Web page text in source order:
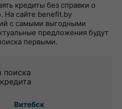
кредиты без справки о
На сайте benefit.by
с самыми выгодными
предложения будут
первыми.
поиска
Витебск